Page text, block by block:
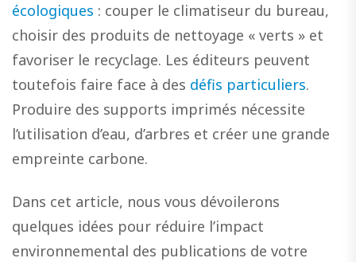
écologiques : couper le climatiseur du bureau,
choisir des produits de nettoyage « verts » et
favoriser le recyclage. Les éditeurs peuvent
toutefois faire face à des défis particuliers.
Produire des supports imprimés nécessite
l’utilisation d’eau, d’arbres et créer une grande
empreinte carbone.
Dans cet article, nous vous dévoilerons
quelques idées pour réduire l’impact
environnemental des publications de votre